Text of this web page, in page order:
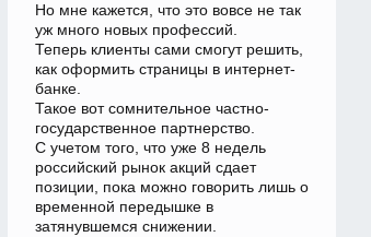
Но мне кажется, что это вовсе не так
уж много новых профессий.
Теперь клиенты сами смогут решить,
как оформить страницы в интернет-
банке.
Такое вот сомнительное частно-
государственное партнерство.
С учетом того, что уже 8 недель
российский рынок акций сдает
позиции, пока можно говорить лишь о
временной передышке в
затянувшемся снижении.